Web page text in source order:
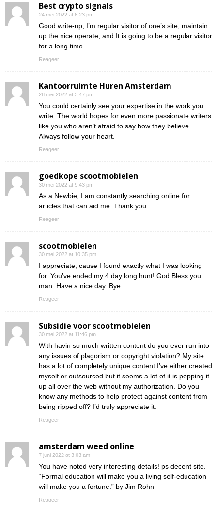
Best crypto signals
24 mei 2022 at 6:23 pm
Good write-up, I’m regular visitor of one’s site, maintain
up the nice operate, and It is going to be a regular visitor
for a long time.
Reageer
Kantoorruimte Huren Amsterdam
28 mei 2022 at 3:47 pm
You could certainly see your expertise in the work you
write. The world hopes for even more passionate writers
like you who aren’t afraid to say how they believe.
Always follow your heart.
Reageer
goedkope scootmobielen
30 mei 2022 at 9:43 pm
As a Newbie, I am constantly searching online for
articles that can aid me. Thank you
Reageer
scootmobielen
30 mei 2022 at 10:35 pm
I appreciate, cause I found exactly what I was looking
for. You’ve ended my 4 day long hunt! God Bless you
man. Have a nice day. Bye
Reageer
Subsidie voor scootmobielen
30 mei 2022 at 11:46 pm
With havin so much written content do you ever run into
any issues of plagorism or copyright violation? My site
has a lot of completely unique content I’ve either created
myself or outsourced but it seems a lot of it is popping it
up all over the web without my authorization. Do you
know any methods to help protect against content from
being ripped off? I’d truly appreciate it.
Reageer
amsterdam weed online
7 juni 2022 at 3:03 am
You have noted very interesting details! ps decent site.
“Formal education will make you a living self-education
will make you a fortune.” by Jim Rohn.
Reageer